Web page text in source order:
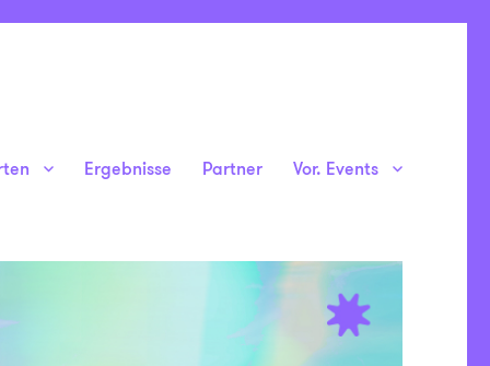
Ergebnisse Partner Vor. Events